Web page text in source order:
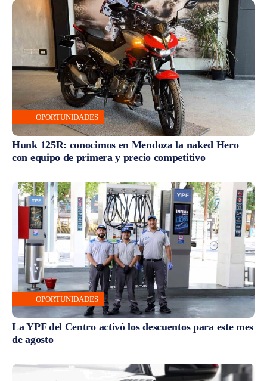
OPORTUNIDADES
Hunk 125R: conocimos en Mendoza la naked Hero
con equipo de primera y precio competitivo
OPORTUNIDADES
La YPF del Centro activó los descuentos para este mes
de agosto